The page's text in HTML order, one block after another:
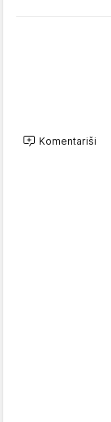
Komentariši